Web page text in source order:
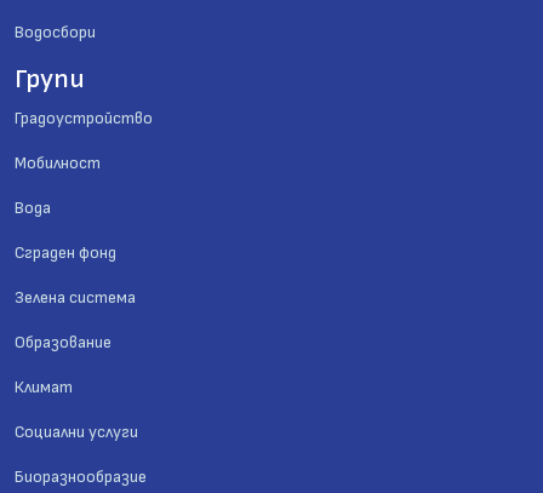
Водосбори
Групи
Градоустройство
Мобилност
Вода
Сграден фонд
Зелена система
Образование
Климат
Социални услуги
Биоразнообразие